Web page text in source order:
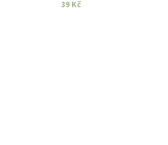
špendlíkem 10ks v balení
39 Kč